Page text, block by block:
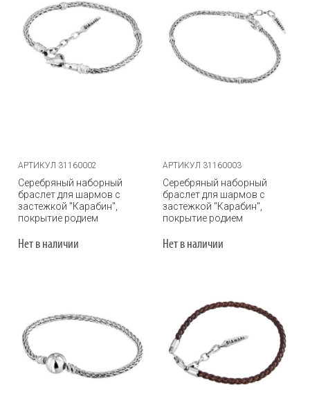
АРТИКУЛ 31160002
Серебряный наборный
браслет для шармов с
застежкой "Карабин",
покрытие родием
Нет в наличии
АРТИКУЛ 31160003
Серебряный наборный
браслет для шармов с
застежкой "Карабин",
покрытие родием
Нет в наличии